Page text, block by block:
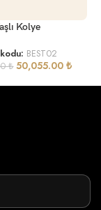
Kolye
BEST02
₺ 50,055.00₺